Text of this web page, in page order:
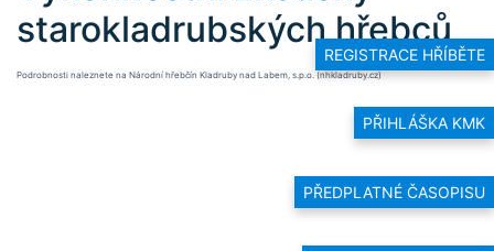
REGISTRACE HŘÍBĚTE
PŘIHLÁŠKA KMK
PŘEDPLATNÉ ČASOPISU
starokladrubských hřebců
Podrobnosti naleznete na Národní hřebčín Kladruby nad Labem, s.p.o. (nhkladruby.cz)